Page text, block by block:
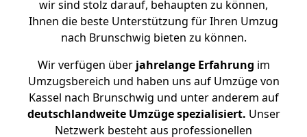
wir sind stolz darauf, behaupten zu können,
Ihnen die beste Unterstützung für Ihren Umzug
nach Brunschwig bieten zu können.
Wir verfügen überjahrelange Erfahrung im
Umzugsbereich und haben uns auf Umzüge von
Kassel nach Brunschwig und unter anderem auf
deutschlandweite Umzüge spezialisiert. Unser
Netzwerk besteht aus professionellen